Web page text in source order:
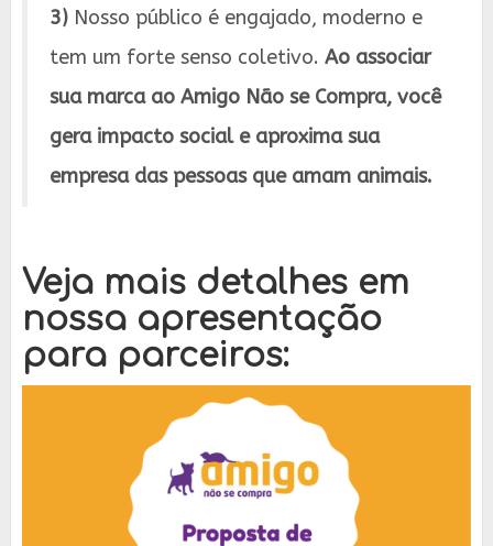
3) Nosso público é engajado, moderno e
tem um forte senso coletivo. Ao associar
sua marca ao Amigo Não se Compra, você
gera impacto social e aproxima sua
empresa das pessoas que amam animais.
Veja mais detalhes em
nossa apresentação
para parceiros: